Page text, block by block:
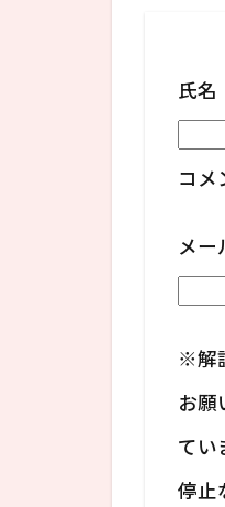
氏名
コメ
メー
※解
お願
てい
停止